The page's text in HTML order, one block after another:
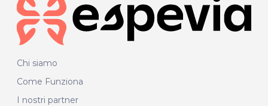
Chi siamo
Come Funziona
I nostri partner